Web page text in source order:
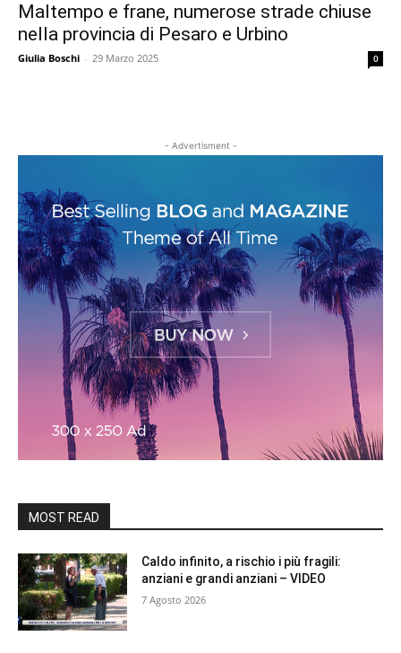
Maltempo e frane, numerose strade chiuse
nella provincia di Pesaro e Urbino
Giulia Boschi - 29 Marzo 2025 0
- Advertisment -
MOST READ
Caldo infinito, a rischio i più fragili:
anziani e grandi anziani – VIDEO
7 Agosto 2026